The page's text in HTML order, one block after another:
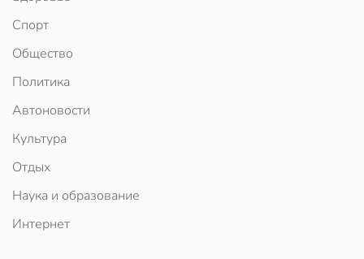
Спорт
Общество
Политика
Автоновости
Культура
Отдых
Наука и образование
Интернет